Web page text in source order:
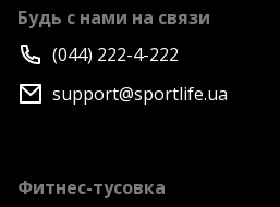
Будь с нами на связи
(044) 222-4-222
support@sportlife.ua
Фитнес-тусовка